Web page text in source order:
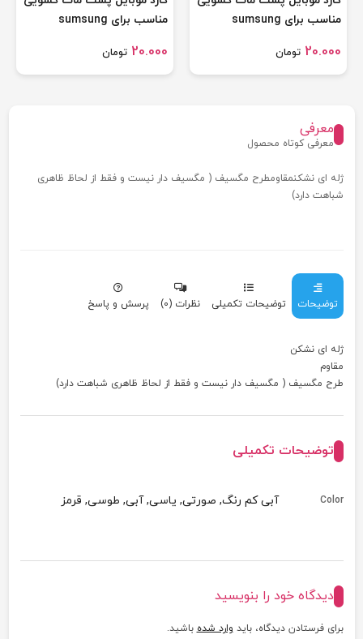
مناسب برای sumsung
تومان20.000
مناسب برای sumsung
تومان20.000
معرفی
معرفی کوتاه محصول
ژله ای نشکنمقاومطرح مگسیف ( مگسیف دار نیست و فقط از لحاظ ظاهری
شباهت دارد)
توضیحات توضیحات تکمیلی نظرات (0) پرسش و پاسخ
ژله ای نشکن
مقاوم
طرح مگسیف ( مگسیف دار نیست و فقط از لحاظ ظاهری شباهت دارد)
توضیحات تکمیلی
Color آبی کم رنگ, صورتی, یاسی, آبی, طوسی, قرمز
دیدگاه خود را بنویسید
برای فرستادن دیدگاه، باید وارد شده باشید.